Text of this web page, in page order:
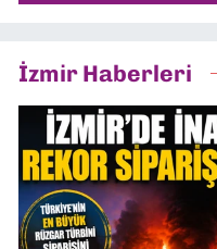
İzmir Haberleri